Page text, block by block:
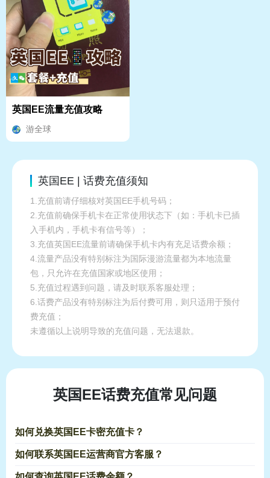
英国EE流量充值攻略
游全球
英国EE | 话费充值须知
1.充值前请仔细核对英国EE手机号码；
2.充值前确保手机卡在正常使用状态下（如：手机卡已插
入手机内，手机卡有信号等）；
3.充值英国EE流量前请确保手机卡内有充足话费余额；
4.流量产品没有特别标注为国际漫游流量都为本地流量
包，只允许在充值国家或地区使用；
5.充值过程遇到问题，请及时联系客服处理；
6.话费产品没有特别标注为后付费可用，则只适用于预付
费充值；
未遵循以上说明导致的充值问题，无法退款。
英国EE话费充值常见问题
如何兑换英国EE卡密充值卡？
如何联系英国EE运营商官方客服？